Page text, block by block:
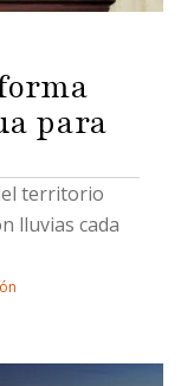
para
territorio
lluvias cada